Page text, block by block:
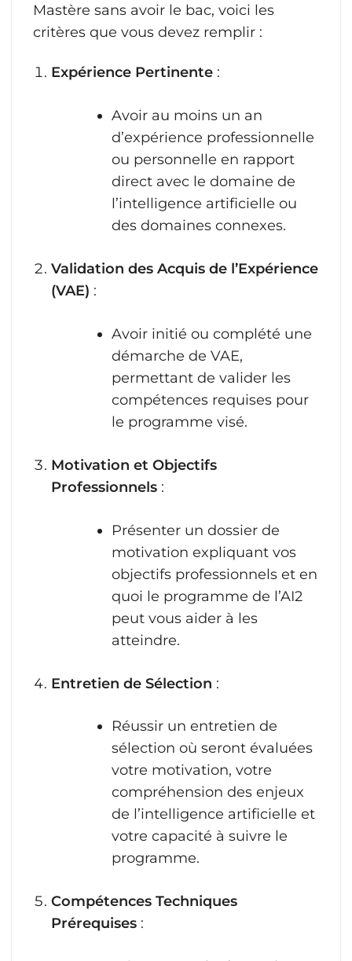
Mastère sans avoir le bac, voici les
critères que vous devez remplir :
Expérience Pertinente :
Avoir au moins un an
d’expérience professionnelle
ou personnelle en rapport
direct avec le domaine de
l’intelligence artificielle ou
des domaines connexes.
Validation des Acquis de l’Expérience
(VAE) :
Avoir initié ou complété une
démarche de VAE,
permettant de valider les
compétences requises pour
le programme visé.
Motivation et Objectifs
Professionnels :
Présenter un dossier de
motivation expliquant vos
objectifs professionnels et en
quoi le programme de l’AI2
peut vous aider à les
atteindre.
Entretien de Sélection :
Réussir un entretien de
sélection où seront évaluées
votre motivation, votre
compréhension des enjeux
de l’intelligence artificielle et
votre capacité à suivre le
programme.
Compétences Techniques
Prérequises :